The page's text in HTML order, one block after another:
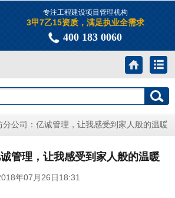
专注工程建设项目管理机构
3甲7乙15资质，满足执业全需求
400 183 0060
分公司：亿诚管理，让我感受到家人般的温暖
管理，让我感受到家人般的温暖
年07月26日18:31